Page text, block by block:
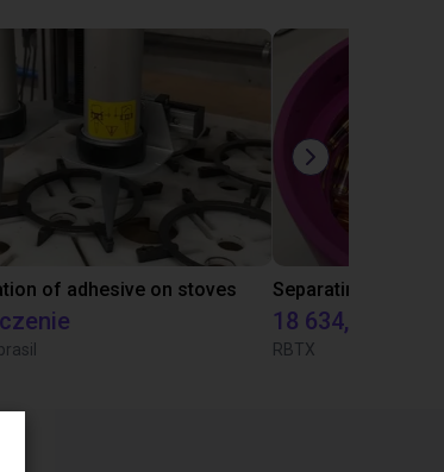
of adhesive on stoves
18 634,80 zł
RBTX